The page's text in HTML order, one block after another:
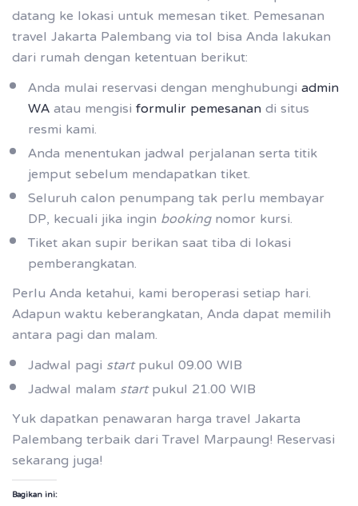
datang ke lokasi untuk memesan tiket. Pemesanan
travel Jakarta Palembang via tol bisa Anda lakukan
dari rumah dengan ketentuan berikut:
Anda mulai reservasi dengan menghubungiadmin
WAatau mengisiformulir pemesanandi situs
resmi kami.
Anda menentukan jadwal perjalanan serta titik
jemput sebelum mendapatkan tiket.
Seluruh calon penumpang tak perlu membayar
DP, kecuali jika inginbookingnomor kursi.
Tiket akan supir berikan saat tiba di lokasi
pemberangkatan.
Perlu Anda ketahui, kami beroperasi setiap hari.
Adapun waktu keberangkatan, Anda dapat memilih
antara pagi dan malam.
Jadwal pagistartpukul 09.00 WIB
Jadwal malamstartpukul 21.00 WIB
Yuk dapatkan penawaran harga travel Jakarta
Palembang terbaik dari Travel Marpaung! Reservasi
sekarang juga!
Bagikan ini: